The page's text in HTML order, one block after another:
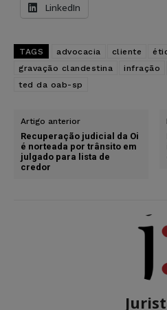
LinkedIn
TAGS advocacia cliente
gravação clandestina
infração
ted da oab-sp
Artigo anterior
Recuperação judicial da Oi
é norteada por trânsito em
julgado para lista de
credor